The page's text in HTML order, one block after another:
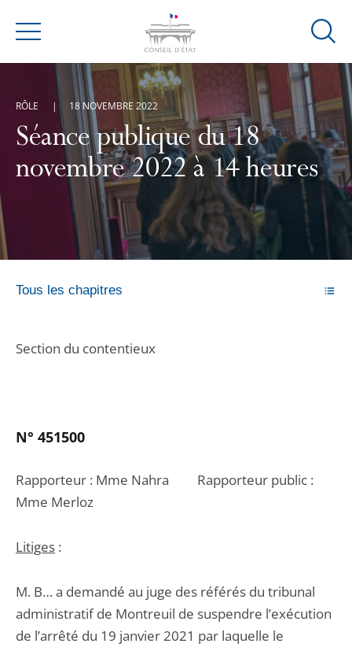
Menu
Ouvrir
de
Séance publique du 18
novembre 2022 à 14 heures
RÔLE 18 NOVEMBRE 2022
Tous les chapitres
Section du contentieux
N° 451500
Rapporteur : Mme Nahra Rapporteur public :
Mme Merloz
Litiges :
M. B… a demandé au juge des référés du tribunal
administratif de Montreuil de suspendre l’exécution
de l’arrêté du 19 janvier 2021 par laquelle le